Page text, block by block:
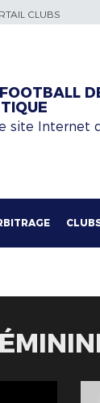
CLUBS
site Internet